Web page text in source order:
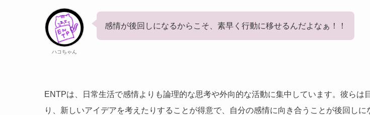
ハコちゃん
感情が後回しになるからこそ、素早く行動に移せるんだよなぁ！！
ENTPは、日常生活で感情よりも論理的な思考や外向的な活動に集中しています。彼らは
り、新しいアイデアを考えたりすることが得意で、自分の感情に向き合うことが後回しに